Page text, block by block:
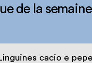
de la
cacio e